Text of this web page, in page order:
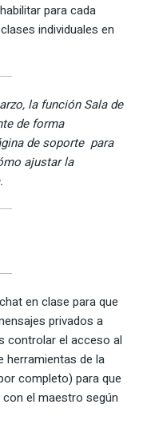
para cada
individuales en
la función Sala de
de forma
de soporte para
ajustar la
en clase para que
privados a
controlar el acceso al
herramientas de la
completo) para que
el maestro según